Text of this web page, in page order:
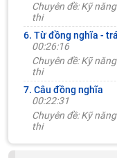
Chuyên đề: Kỹ
thi
6. Từ đồng nghĩa -
00:26:16
Chuyên đề: Kỹ
thi
7. Câu đồng nghĩa
00:22:31
Chuyên đề: Kỹ
thi